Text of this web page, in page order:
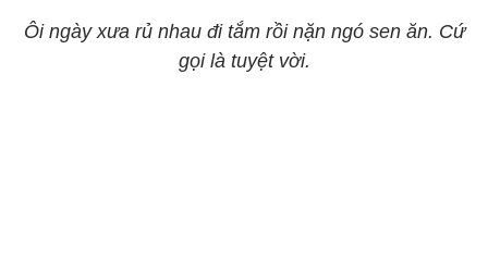
Ôi ngày xưa rủ nhau đi tắm rồi nặn ngó sen ăn. Cứ
gọi là tuyệt vời.